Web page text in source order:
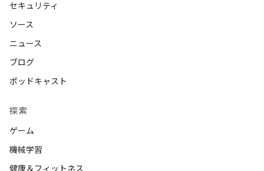
セキュリティ
ソース
ニュース
ブログ
ポッドキャスト
探索
ゲーム
機械学習
健康＆フィットネス